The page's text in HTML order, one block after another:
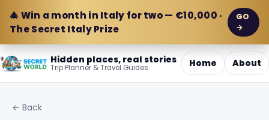
🎄 Win a month in Italy for two — €10,000 ·
The Secret Italy Prize
GO
→
Hidden places, real stories
Trip Planner & Travel Guides Home About
← Back